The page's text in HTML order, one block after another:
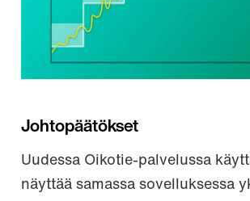
Johtopäätökset
Uudessa Oikotie-palvelussa
näyttää samassa sovelluksessa